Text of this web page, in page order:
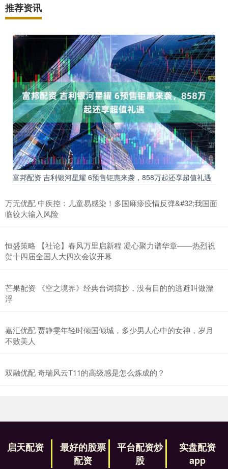
推荐资讯
富邦配资 吉利银河星耀 6预售钜惠来袭，858万起还享超值礼遇
万无优配 中疾控：儿童易感染！多国麻疹疫情反弹&#32;我国面
临较大输入风险
恒盛策略 【社论】春风万里启新程 凝心聚力谱华章——热烈祝
贺十四届全国人大四次会议开幕
芒果配资 《空之境界》经典台词摘抄，没有目的的逃避叫做漂
浮
嘉汇优配 贾静雯年轻时倾国倾城，多少男人心中的女神，岁月
不败美人
双融优配 奇瑞风云T11的高级感是怎么炼成的？
启天配资
最好的股票
配资
平台配资炒
股
实盘配资
app